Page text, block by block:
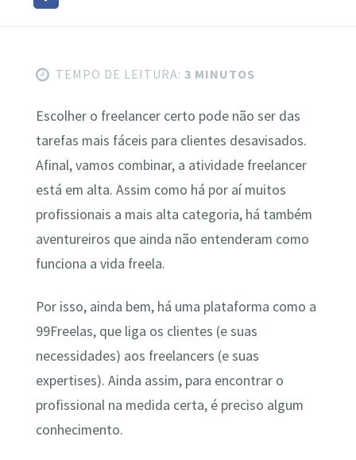
TEMPO DE LEITURA: 3 MINUTOS
Escolher o freelancer certo pode não ser das
tarefas mais fáceis para clientes desavisados.
Afinal, vamos combinar, a atividade freelancer
está em alta. Assim como há por aí muitos
profissionais a mais alta categoria, há também
aventureiros que ainda não entenderam como
funciona a vida freela.
Por isso, ainda bem, há uma plataforma como a
99Freelas, que liga os clientes (e suas
necessidades) aos freelancers (e suas
expertises). Ainda assim, para encontrar o
profissional na medida certa, é preciso algum
conhecimento.